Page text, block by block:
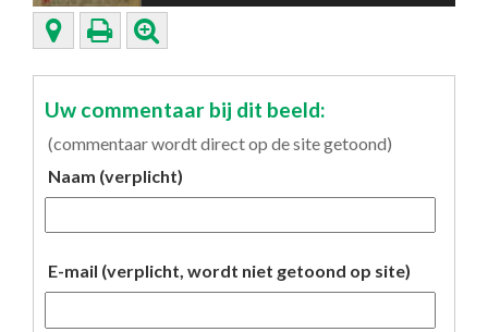
Uw commentaar bij dit beeld:
(commentaar wordt direct op de site getoond)
Naam (verplicht)
E-mail (verplicht, wordt niet getoond op site)